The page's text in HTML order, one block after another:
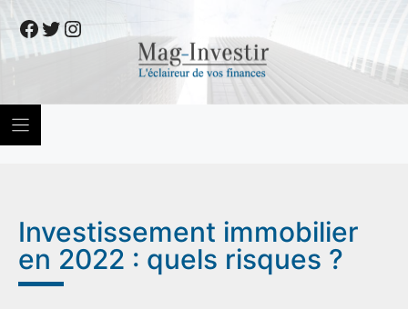
to
content
Facebook
Twitter
Instagram
Investissement immobilier
en 2022 : quels risques ?